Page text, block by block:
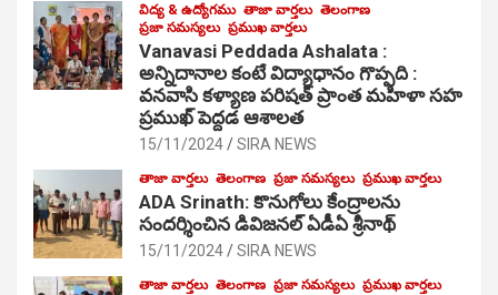
విద్య & ఉద్యోగము తాజా వార్తలు తెలంగాణ
ప్రజా సమస్యలు ప్రముఖ వార్తలు
Vanavasi Peddada Ashalata :
అన్నిదానాల కంటే విద్యాధానం గొప్పది :
వనవాసి కళ్యాణ పరిషత్ ప్రాంత మహిళా సహ
ప్రముఖ్ పెద్దడ ఆశాలత
15/11/2024 SIRA NEWS
తాజా వార్తలు తెలంగాణ ప్రజా సమస్యలు ప్రముఖ వార్తలు
ADA Srinath: కొనుగోలు కేంద్రాల‌ను
సంద‌ర్శించిన డివిజనల్ ఏడీఏ శ్రీనాథ్
15/11/2024 SIRA NEWS
తాజా వార్తలు తెలంగాణ ప్రజా సమస్యలు ప్రముఖ వార్తలు